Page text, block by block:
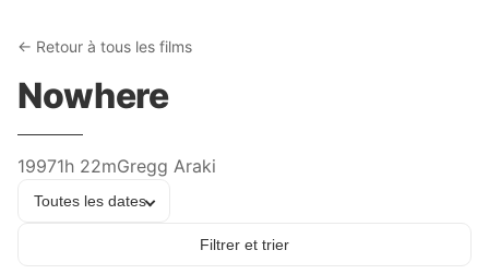
← Retour à tous les films
Nowhere
19971h 22mGregg Araki
Toutes les dates
Filtrer et trier